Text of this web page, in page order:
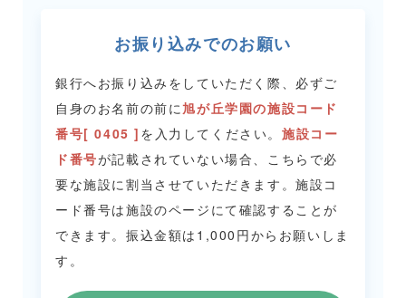
お振り込みでのお願い
銀行へお振り込みをしていただく際、必ずご
自身のお名前の前に旭が丘学園の施設コード
番号[ 0405 ] を入力してください。 施設コー
ド番号が記載されていない場合、こちらで必
要な施設に割当させていただきます。施設コ
ード番号は施設のページにて確認することが
できます。 振込金額は1,000円からお願いしま
す。